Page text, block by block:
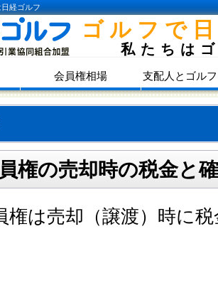
経ゴルフ
ゴルフで
私たちは
会員権相場 支配人とゴル
権の売却時の税金と
権は売却（譲渡）時に